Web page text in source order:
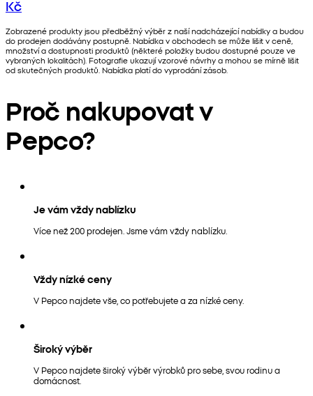
Kč
Zobrazené produkty jsou předběžný výběr z naší nadcházející nabídky a budou
do prodejen dodávány postupně. Nabídka v obchodech se může lišit v ceně,
množství a dostupnosti produktů (některé položky budou dostupné pouze ve
vybraných lokalitách). Fotografie ukazují vzorové návrhy a mohou se mírně lišit
od skutečných produktů. Nabídka platí do vyprodání zásob.
Proč nakupovat v
Pepco?
Je vám vždy nablízku
Více než 200 prodejen. Jsme vám vždy nablízku.
Vždy nízké ceny
V Pepco najdete vše, co potřebujete a za nízké ceny.
Široký výběr
V Pepco najdete široký výběr výrobků pro sebe, svou rodinu a
domácnost.